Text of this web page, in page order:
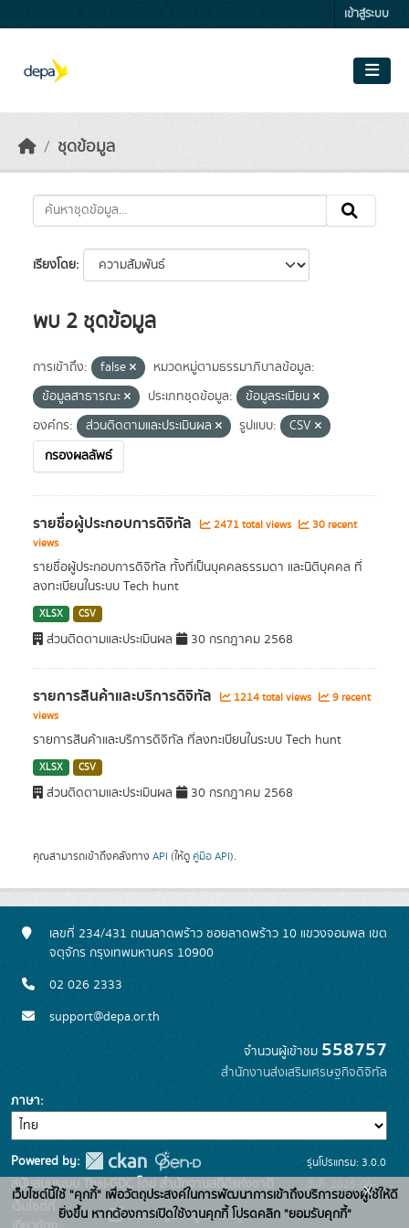
เข้าสู่ระบบ
ชุดข้อมูล
เรียงโดย
พบ 2 ชุดข้อมูล
การเข้าถึง: false
หมวดหมู่ตามธรรมาภิบาลข้อมูล:
ข้อมูลสาธารณะ
ประเภทชุดข้อมูล:
ข้อมูลระเบียน
องค์กร:
ส่วนติดตามและประเมินผล รูปแบบ:
CSV
กรองผลลัพธ์
รายชื่อผู้ประกอบการดิจิทัล 2471 total views
30 recent
views
รายชื่อผู้ประกอบการดิจิทัล ทั้งที่เป็นบุคคลธรรมดา และนิติบุคคล ที่
ลงทะเบียนในระบบ Tech hunt
XLSX CSV
ส่วนติดตามและประเมินผล 30 กรกฎาคม 2568
รายการสินค้าและบริการดิจิทัล 1214 total views
9 recent
views
รายการสินค้าและบริการดิจิทัล ที่ลงทะเบียนในระบบ Tech hunt
XLSX CSV
ส่วนติดตามและประเมินผล 30 กรกฎาคม 2568
คุณสามารถเข้าถึงคลังทาง API (ให้ดู คู่มือ API).
เลขที่ 234/431 ถนนลาดพร้าว ซอยลาดพร้าว 10 แขวงจอมพล เขต
จตุจักร กรุงเทพมหานคร 10900
02 026 2333
support@depa.or.th
จำนวนผู้เข้าชม 558757
สำนักงานส่งเสริมเศรษฐกิจดิจิทัล
ภาษา
Powered by:
สนับสนุนระบบ Thai-GDC โดย สำนักงานสถิติแห่งชาติ
เว็บไซต์ที่
ระบบบัญชีข้อมูลภาครัฐ
รุ่นโปรแกรม: 3.0.0
วันที่: 2025-06-
10
เว็บไซต์นี้ใช้ "คุกกี้" เพื่อวัตถุประสงค์ในการพัฒนาการเข้าถึงบริการของผู้ใช้ให้ดี
ยิ่งขึ้น หากต้องการเปิดใช้งานคุกกี้ โปรดคลิก "ยอมรับคุกกี้"
x